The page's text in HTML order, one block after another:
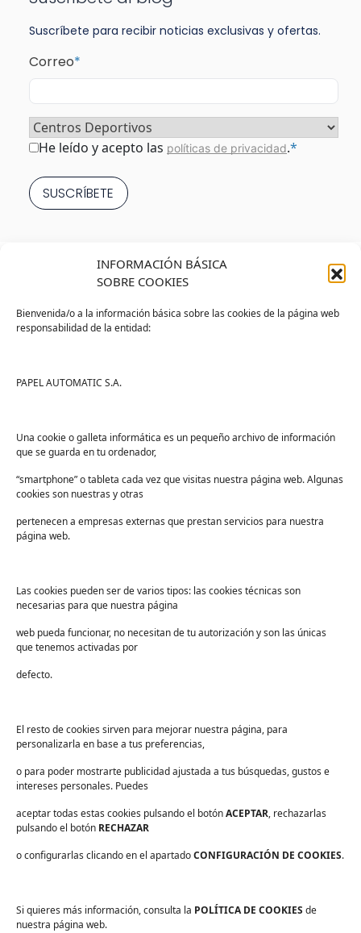
INFORMACIÓN BÁSICA
SOBRE COOKIES
Bienvenida/o a la información básica sobre las cookies de la página web
responsabilidad de la entidad:
PAPEL AUTOMATIC S.A.
Una cookie o galleta informática es un pequeño archivo de información
que se guarda en tu ordenador,
“smartphone” o tableta cada vez que visitas nuestra página web. Algunas
cookies son nuestras y otras
pertenecen a empresas externas que prestan servicios para nuestra
página web.
Las cookies pueden ser de varios tipos: las cookies técnicas son
necesarias para que nuestra página
web pueda funcionar, no necesitan de tu autorización y son las únicas
que tenemos activadas por
defecto.
El resto de cookies sirven para mejorar nuestra página, para
personalizarla en base a tus preferencias,
o para poder mostrarte publicidad ajustada a tus búsquedas, gustos e
intereses personales. Puedes
aceptar todas estas cookies pulsando el botónACEPTAR, rechazarlas
pulsando el botón RECHAZAR
o configurarlas clicando en el apartadoCONFIGURACIÓN DE COOKIES.
Si quieres más información, consulta la POLÍTICA DE COOKIES de
nuestra página web.
Suscríbete para recibir noticias exclusivas y ofertas.
Correo*
Sector*
Consentimiento*
He leído y acepto las políticas de privacidad.*
Sanidad
Educación
Centros deportivos
Servicios
Industria alimentaria
Tienda PAPELMATIC
Lista de deseos
Términos y condiciones
Devoluciones
Suscríbete para recibir noticias exclusivas y ofertas.
Correo
electrónico*
sector *
Consentimiento*
He leído y acepto laspolíticas de privacidad.*
Aviso legal